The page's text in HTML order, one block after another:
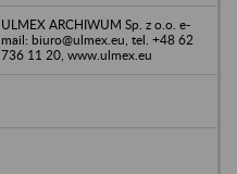
ULMEX ARCHIWUM Sp. z o.o. e-
mail: biuro@ulmex.eu, tel. +48 62
736 11 20, www.ulmex.eu